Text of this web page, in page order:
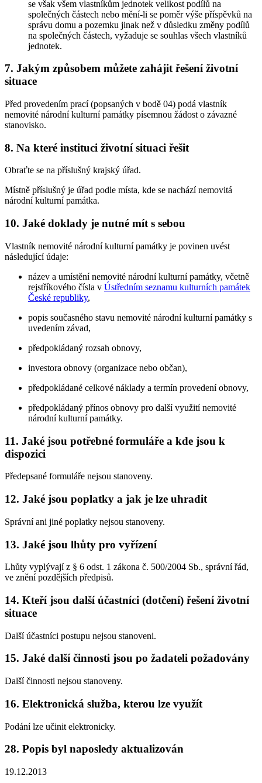
se však všem vlastníkům jednotek velikost podílů na
společných částech nebo mění-li se poměr výše příspěvků na
správu domu a pozemku jinak než v důsledku změny podílů
na společných částech, vyžaduje se souhlas všech vlastníků
jednotek.
7. Jakým způsobem můžete zahájit řešení životní
situace
Před provedením prací (popsaných v bodě 04) podá vlastník
nemovité národní kulturní památky písemnou žádost o závazné
stanovisko.
8. Na které instituci životní situaci řešit
Obraťte se na příslušný krajský úřad.
Místně příslušný je úřad podle místa, kde se nachází nemovitá
národní kulturní památka.
10. Jaké doklady je nutné mít s sebou
Vlastník nemovité národní kulturní památky je povinen uvést
následující údaje:
název a umístění nemovité národní kulturní památky, včetně
rejstříkového čísla v Ústředním seznamu kulturních památek
České republiky,
popis současného stavu nemovité národní kulturní památky s
uvedením závad,
předpokládaný rozsah obnovy,
investora obnovy (organizace nebo občan),
předpokládané celkové náklady a termín provedení obnovy,
předpokládaný přínos obnovy pro další využití nemovité
národní kulturní památky.
11. Jaké jsou potřebné formuláře a kde jsou k
dispozici
Předepsané formuláře nejsou stanoveny.
12. Jaké jsou poplatky a jak je lze uhradit
Správní ani jiné poplatky nejsou stanoveny.
13. Jaké jsou lhůty pro vyřízení
Lhůty vyplývají z § 6 odst. 1 zákona č. 500/2004 Sb., správní řád,
ve znění pozdějších předpisů.
14. Kteří jsou další účastníci (dotčení) řešení životní
situace
Další účastníci postupu nejsou stanoveni.
15. Jaké další činnosti jsou po žadateli požadovány
Další činnosti nejsou stanoveny.
16. Elektronická služba, kterou lze využít
Podání lze učinit elektronicky.
28. Popis byl naposledy aktualizován
19.12.2013